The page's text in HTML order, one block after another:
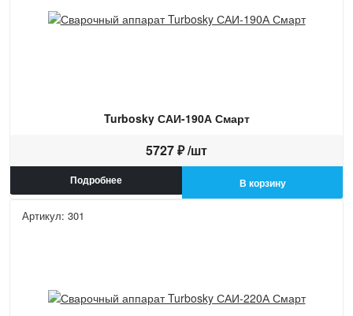
Turbosky САИ-190А Смарт
5727 ₽ /шт
Подробнее В корзину
Артикул: 301